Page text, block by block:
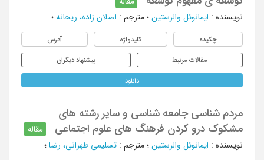
نویسنده : ایمانوئل والرستین ؛ مترجم : اصلان زاده، ریحانه ؛
چکیده کلیدواژه آدرس
مقالات مرتبط پیشنهاد دیگران
دانلود
مردم شناسی جامعه شناسی و سایر رشته های
مشکوک درو کردن فرهنگ های علوم اجتماعی
مقاله
نویسنده : ایمانوئل والرستین ؛ مترجم : تسلیمی طهرانی، رضا ؛